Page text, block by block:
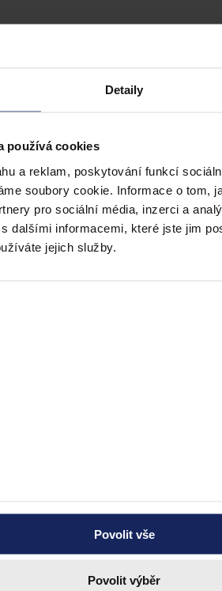
Detaily
používá cookies
a reklam, poskytování funkcí
soubory cookie. Informace o tom,
pro sociální média, inzerci a
dalšími informacemi, které jste jim
jejich služby.
Povolit vše
Povolit výběr
navrhla
vražda a některé další trestné činy s
související s obecným ohrožením,
za něž hrozí až výjimečný trest.